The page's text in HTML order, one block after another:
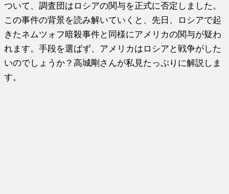
ついて、調査団はロシアの関与を正式に否定しました。
この事件の背景を読み解いていくと、先日、ロシアで起
きたネムツォフ暗殺事件と同様にアメリカの関与が疑わ
れます。手段を選ばず、アメリカはロシアと戦争がした
いのでしょうか？高城剛さんが私見たっぷりに解説しま
す。